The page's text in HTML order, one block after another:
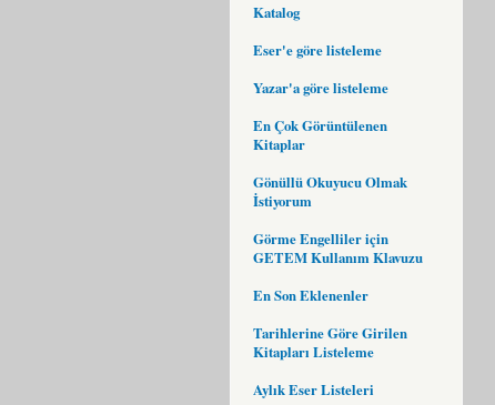
Katalog
Eser'e göre listeleme
Yazar'a göre listeleme
En Çok Görüntülenen
Kitaplar
Gönüllü Okuyucu Olmak
İstiyorum
Görme Engelliler için
GETEM Kullanım Klavuzu
En Son Eklenenler
Tarihlerine Göre Girilen
Kitapları Listeleme
Aylık Eser Listeleri